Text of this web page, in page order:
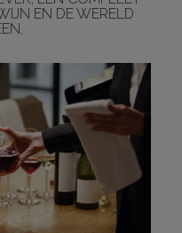
EN DE WERELD